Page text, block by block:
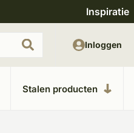
Unieke materialen inInspiratie
Stalen producten
Inloggen